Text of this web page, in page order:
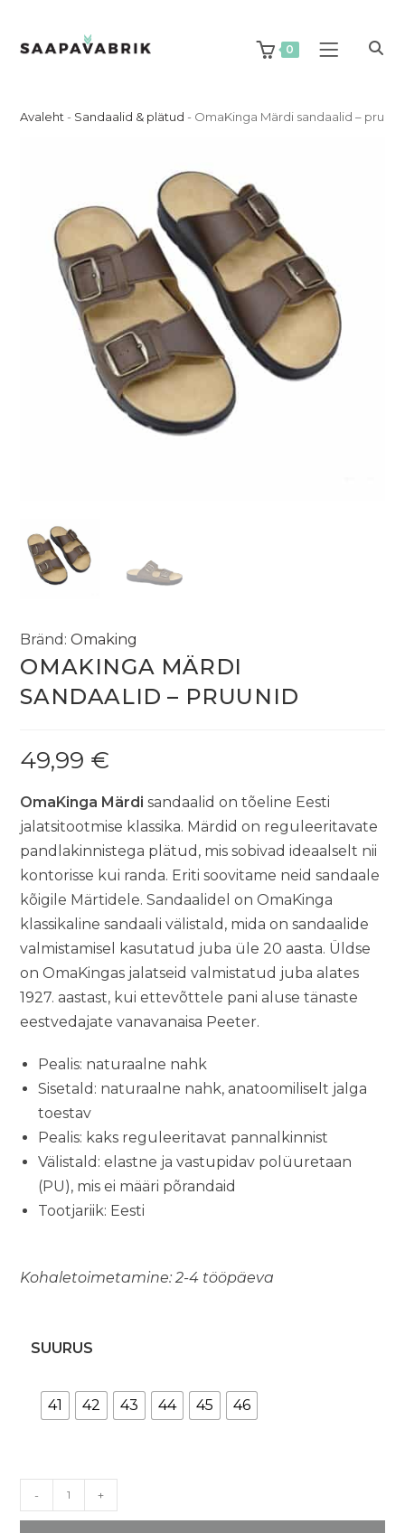
content
0
Avaleht - Sandaalid & plätud - OmaKinga Märdi sandaalid –
Bränd: Omaking
OMAKINGA MÄRDI
SANDAALID – PRUUNID
49,99 €
OmaKinga Märdisandaalid on tõeline Eesti
jalatsitootmise klassika. Märdid on reguleeritavate
pandlakinnistega plätud, mis sobivad ideaalselt nii
kontorisse kui randa. Eriti soovitame neid sandaale
kõigile Märtidele. Sandaalidel on OmaKinga
klassikaline sandaali välistald, mida on sandaalide
valmistamisel kasutatud juba üle 20 aasta. Üldse
on OmaKingas jalatseid valmistatud juba alates
1927. aastast, kui ettevõttele pani aluse tänaste
eestvedajate vanavanaisa Peeter.
Pealis: naturaalne nahk
Sisetald: naturaalne nahk, anatoomiliselt jalga
toestav
Pealis: kaks reguleeritavat pannalkinnist
Välistald: elastne ja vastupidav polüuretaan
(PU), mis ei määri põrandaid
Tootjariik: Eesti
Kohaletoimetamine: 2-4 tööpäeva
SUURUS
41 42 43 44 45 46
OmaKinga
Märdi
- +